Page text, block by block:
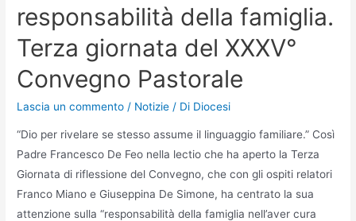
responsabilità della famiglia.
Terza giornata del XXXV°
Convegno Pastorale
Lascia un commento / Notizie / Di Diocesi
“Dio per rivelare se stesso assume il linguaggio familiare.” Così
Padre Francesco De Feo nella lectio che ha aperto la Terza
Giornata di riflessione del Convegno, che con gli ospiti relatori
Franco Miano e Giuseppina De Simone, ha centrato la sua
attenzione sulla “responsabilità della famiglia nell’aver cura